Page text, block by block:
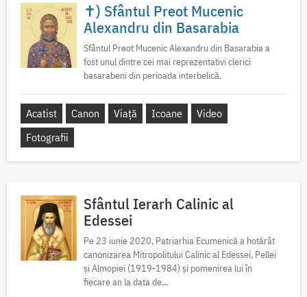
✝) Sfântul Preot Mucenic
Alexandru din Basarabia
Sfântul Preot Mucenic Alexandru din Basarabia a
fost unul dintre cei mai reprezentativi clerici
basarabeni din perioada interbelică.
Acatist Canon Viață Icoane
Video
Fotografii
Sfântul Ierarh Calinic al
Edessei
Pe 23 iunie 2020, Patriarhia Ecumenică a hotărât
canonizarea Mitropolitului Calinic al Edessei, Pellei
și Almopiei (1919-1984) și pomenirea lui în
fiecare an la data de...